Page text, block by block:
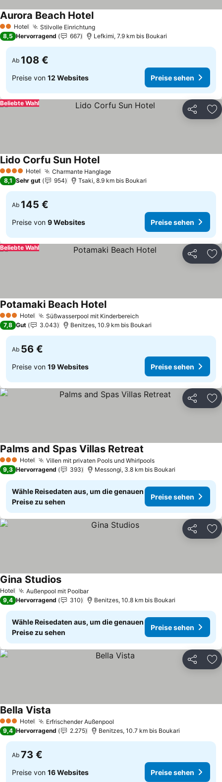
2 Sterne
Hotel Stilvolle Einrichtung
Aurora Beach Hotel
8,5 Hervorragend 667 Lefkimi, 7.9 km bis Boukari
Ab 108 €
Preise von 12 Websites Preise sehen
Teilen
Beliebte Wahl
4 Sterne Hotel Charmante Hanglage
Lido Corfu Sun Hotel
8,1 Sehr gut 954 Tsaki, 8.9 km bis Boukari
Ab 145 €
Preise von 9 Websites Preise sehen
Teilen
Beliebte Wahl
3 SterneHotel Süßwasserpool mit Kinderbereich
Potamaki Beach Hotel
7,8 Gut 3.043 Benitzes, 10.9 km bis Boukari
Ab 56 €
Preise von 19 Websites Preise sehen
Teilen
3 SterneHotel Villen mit privaten Pools und Whirlpools
Palms and Spas Villas Retreat
9,3 Hervorragend 393 Messongi, 3.8 km bis Boukari
Wähle Reisedaten aus, um die genauen
Preise zu sehen
Preise sehen
Teilen
Hotel Außenpool mit Poolbar
Gina Studios
9,4 Hervorragend 310 Benitzes, 10.8 km bis Boukari
Wähle Reisedaten aus, um die genauen
Preise zu sehen
Preise sehen
Teilen
3 SterneHotel Erfrischender Außenpool
Bella Vista
9,4 Hervorragend 2.275 Benitzes, 10.7 km bis Boukari
Ab 73 €
Preise von 16 Websites Preise sehen